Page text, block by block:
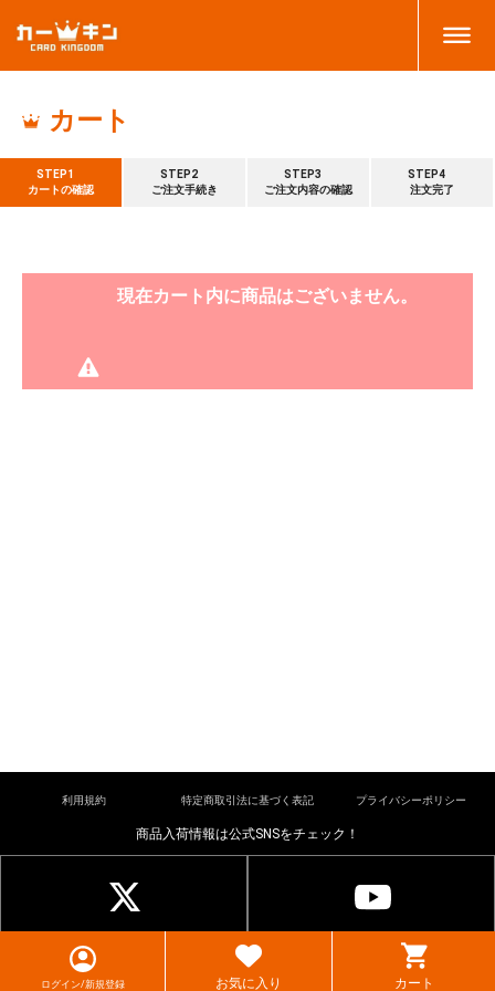
ログイン/新規登録 お気に入り カート
カート
STEP1
カートの確認
STEP2
ご注文手続き
STEP3
ご注文内容の確認
STEP4
注文完了
現在カート内に商品はございません。
利用規約 特定商取引法に基づく表記 プライバシーポリシー
© cardkingdom. All rights reserved.
商品入荷情報は公式SNSをチェック！